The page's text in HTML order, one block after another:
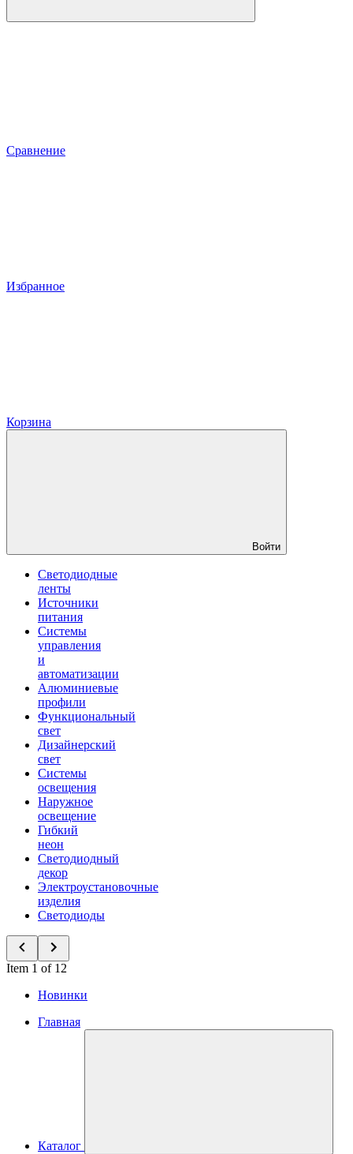
Сравнение
Избранное
Корзина
Войти
Светодиодные
ленты
Источники
питания
Системы
управления
и
автоматизации
Алюминиевые
профили
Функциональный
свет
Дизайнерский
свет
Системы
освещения
Наружное
освещение
Гибкий
неон
Светодиодный
декор
Электроустановочные
изделия
Светодиоды
Item 1 of 12
Новинки
Главная
Каталог